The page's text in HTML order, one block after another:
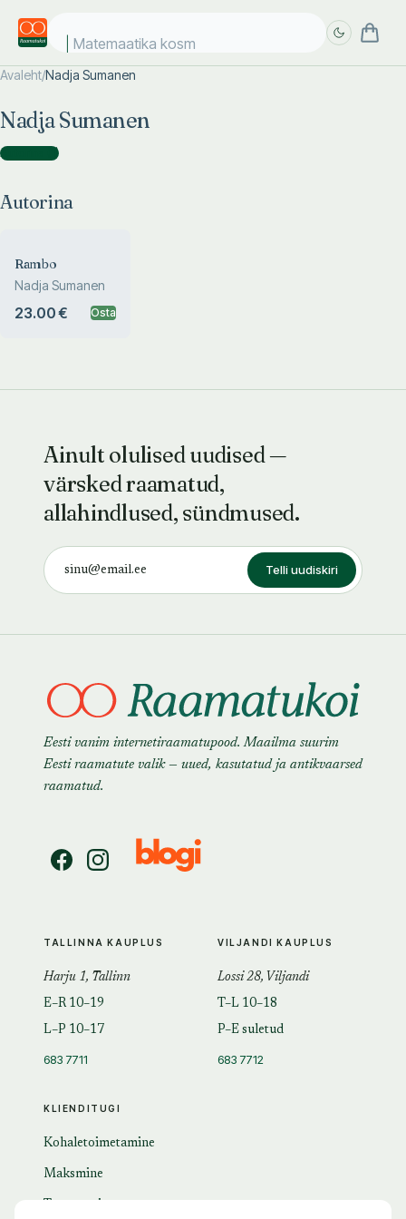
Matemaatika kosmo
Avaleht/Nadja Sumanen
Nadja Sumanen
Autorina )
Autorina
Rambo
Nadja Sumanen
23.00 € Osta
Ainult olulised uudised —
värsked raamatud,
allahindlused, sündmused.
Telli uudiskiri
Eesti vanim internetiraamatupood. Maailma suurim
Eesti raamatute valik — uued, kasutatud ja antikvaarsed
raamatud.
KLIENDITUGI
Kohaletoimetamine
Maksmine
TALLINNA KAUPLUS
Harju 1, Tallinn
E–R 10–19
L–P 10–17
683 7711
VILJANDI KAUPLUS
Lossi 28, Viljandi
T–L 10–18
P–E suletud
683 7712